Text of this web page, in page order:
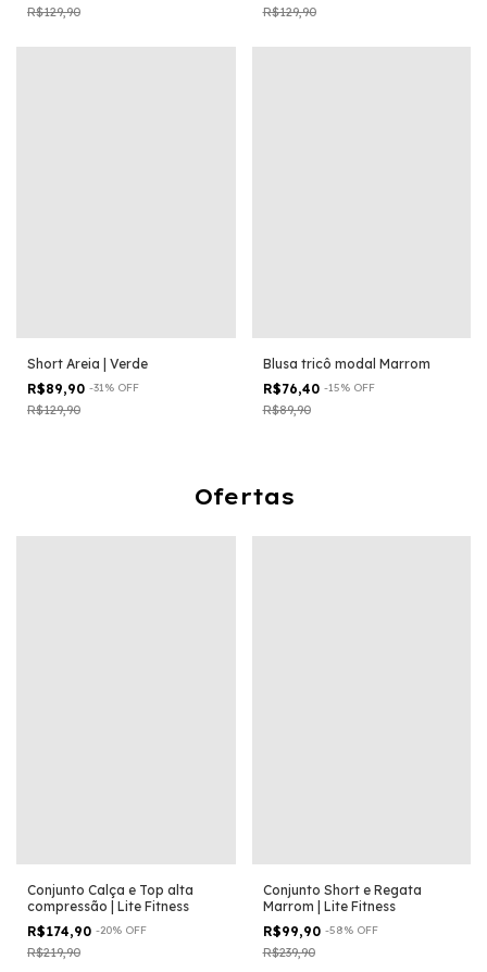
R$129,90 R$129,90
Short Areia | Verde
R$89,90 -31% OFF
R$129,90
Blusa tricô modal Marrom
R$76,40 -15% OFF
R$89,90
Ofertas
Conjunto Calça e Top alta
compressão | Lite Fitness
R$174,90 -20% OFF
R$219,90
Conjunto Short e Regata
Marrom | Lite Fitness
R$99,90 -58% OFF
R$239,90